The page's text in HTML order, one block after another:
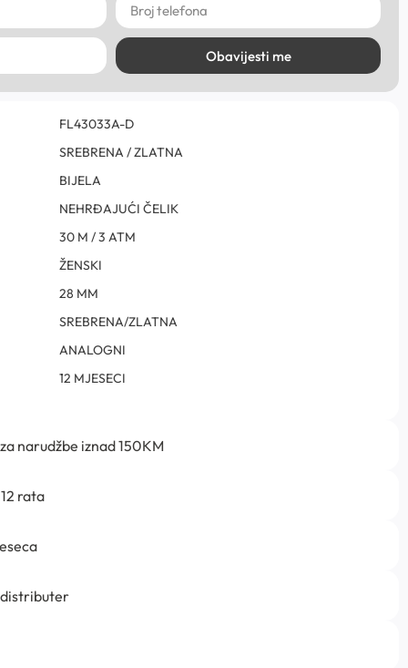
Obavijesti me
FL43033A-D
SREBRENA / ZLATNA
BIJELA
NEHRĐAJUĆI ČELIK
30 M / 3 ATM
ŽENSKI
28 MM
SREBRENA/ZLATNA
ANALOGNI
12 MJESECI
narudžbe iznad 150KM
rata